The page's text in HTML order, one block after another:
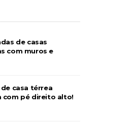
de casas
com muros e
casa térrea
com pé direito alto!